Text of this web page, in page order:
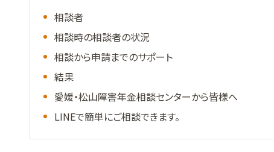
相談者
相談時の相談者の状況
相談から申請までのサポート
結果
愛媛・松山障害年金相談センターから皆様へ
LINEで簡単にご相談できます。